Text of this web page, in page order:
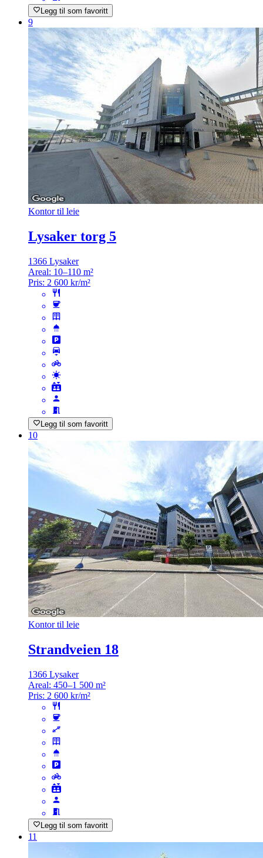
Legg til som favoritt
9
Kontor til leie
Lysaker torg 5
1366 Lysaker
Areal: 10–110 m²
Pris: 2 600 kr/m²
Legg til som favoritt
10
Kontor til leie
Strandveien 18
1366 Lysaker
Areal: 450–1 500 m²
Pris: 2 600 kr/m²
Legg til som favoritt
11